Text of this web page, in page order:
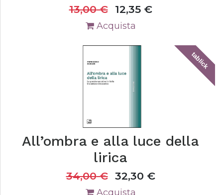
13,00€ 12,35€
Acquista
tablick
All’ombra e alla luce della
lirica
34,00€ 32,30 €
Acquista